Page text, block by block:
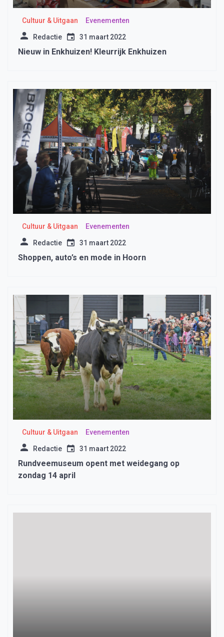
Cultuur & Uitgaan Evenementen
Redactie 31 maart 2022
Nieuw in Enkhuizen! Kleurrijk Enkhuizen
Cultuur & Uitgaan Evenementen
Redactie 31 maart 2022
Shoppen, auto’s en mode in Hoorn
Cultuur & Uitgaan Evenementen
Redactie 31 maart 2022
Rundveemuseum opent met weidegang op
zondag 14 april